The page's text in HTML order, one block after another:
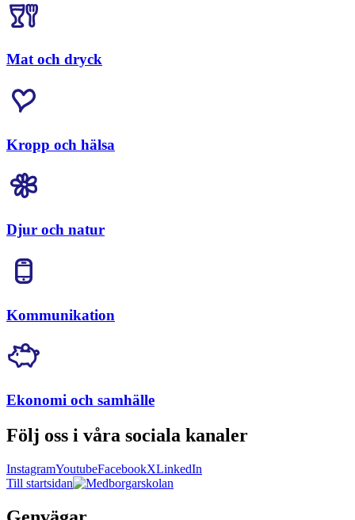
Mat och dryck
Kropp och hälsa
Djur och natur
Kommunikation
Ekonomi och samhälle
Följ oss i våra sociala kanaler
InstagramYoutubeFacebookXLinkedIn
Till startsidan